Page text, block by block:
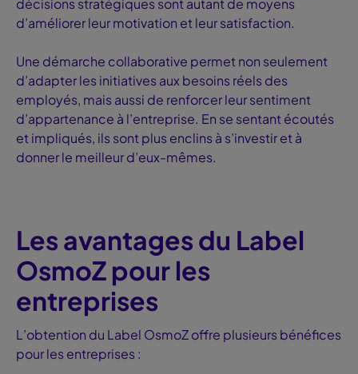
décisions stratégiques sont autant de moyens
d’améliorer leur motivation et leur satisfaction.
Une démarche collaborative permet non seulement
d’adapter les initiatives aux besoins réels des
employés, mais aussi de renforcer leur sentiment
d’appartenance à l’entreprise. En se sentant écoutés
et impliqués, ils sont plus enclins à s’investir et à
donner le meilleur d’eux-mêmes.
Les avantages du Label
OsmoZ pour les
entreprises
L’obtention du Label OsmoZ offre plusieurs bénéfices
pour les entreprises :